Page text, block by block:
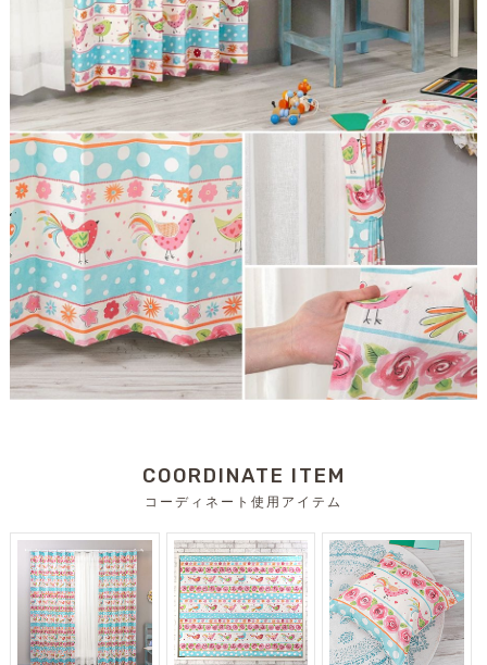
COORDINATE ITEM
コーディネート使用アイテム